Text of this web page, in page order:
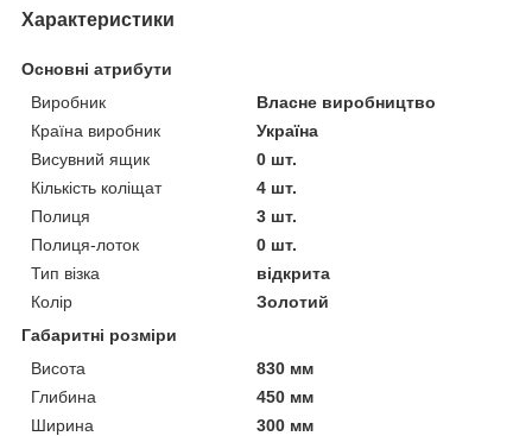
Характеристики
Основні атрибути
Виробник
Власне виробництво
Країна виробник
Україна
Висувний ящик
0 шт.
Кількість коліщат
4 шт.
Полиця
3 шт.
Полиця-лоток
0 шт.
Тип візка
відкрита
Колір
Золотий
Габаритні розміри
Висота
830 мм
Глибина
450 мм
Ширина
300 мм